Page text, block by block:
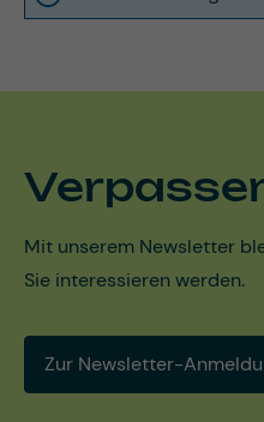
Mit unserem Newsletter
Sie interessieren werden.
Zur Newsletter-